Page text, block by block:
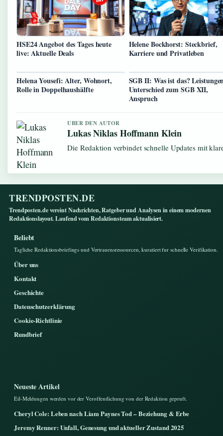
HSE24 Angebot des Tages heute
live: Aktuelle Deals
Helene Bockhorst: Steckbrief,
Karriere und Privatleben
Helena Yousefi: Alter, Wohnort,
Rolle in Doppelhaushälfte
SGB II: Was ist das?
Unterschied zum SGB XII,
Anspruch
UBER DEN AUTOR
Lukas Niklas Hoffmann Klein
Die Redaktion verbindet schnelle Updates mit
TRENDPOSTEN.DE
Trendposten.de vereint Nachrichten, Ratgeber und Analysen in einem modernen
Redaktionslayout. Laufend vom Redaktionsteam aktualisiert.
Beliebt
Tagliche Redaktionsbriefings und Vertrauensressourcen, kuratiert fur schnelle Verifikation.
Über uns
Kontakt
Geschichte
Datenschutzerklärung
Cookie-Richtlinie
Rundbrief
Neueste Artikel
Eil-Meldungen werden vor der Veroffentlichung von der Redaktion gepruft.
Cheryl Cole: Leben nach Liam Paynes Tod – Beziehung & Erbe
Jeremy Renner: Unfall, Genesung und aktueller Zustand 2025